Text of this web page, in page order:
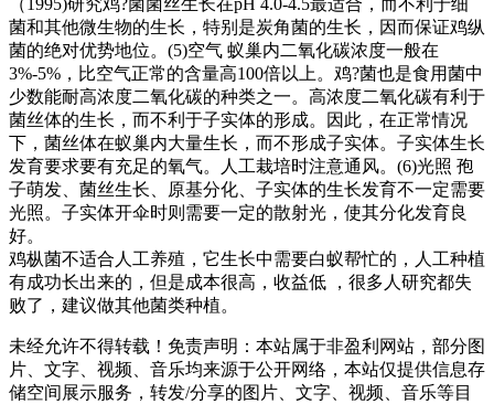
菌和其他微生物的生长，特别是炭角菌的生长，因而保证鸡纵
菌的绝对优势地位。(5)空气 蚁巢内二氧化碳浓度一般在
3%-5%，比空气正常的含量高100倍以上。鸡?菌也是食用菌中
少数能耐高浓度二氧化碳的种类之一。高浓度二氧化碳有利于
菌丝体的生长，而不利于子实体的形成。因此，在正常情况
下，菌丝体在蚁巢内大量生长，而不形成子实体。子实体生长
发育要求要有充足的氧气。人工栽培时注意通风。(6)光照 孢
子萌发、菌丝生长、原基分化、子实体的生长发育不一定需要
光照。子实体开伞时则需要一定的散射光，使其分化发育良
好。
鸡枞菌不适合人工养殖，它生长中需要白蚁帮忙的，人工种植
有成功长出来的，但是成本很高，收益低 ，很多人研究都失
败了，建议做其他菌类种植。
未经允许不得转载！免责声明：本站属于非盈利网站，部分图
片、文字、视频、音乐均来源于公开网络，本站仅提供信息存
储空间展示服务，转发/分享的图片、文字、视频、音乐等目